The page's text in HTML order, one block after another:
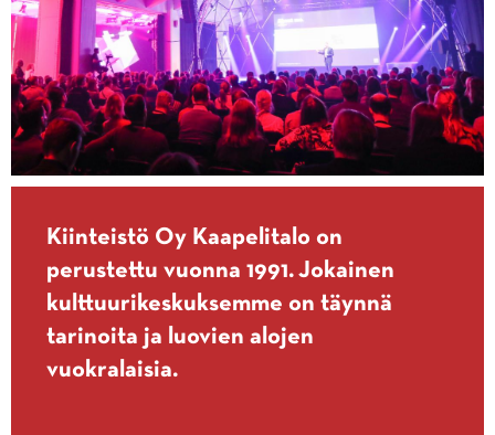
Kiinteistö Oy Kaapelitalo on
perustettu vuonna 1991. Jokainen
kulttuurikeskuksemme on täynnä
tarinoita ja luovien alojen
vuokralaisia.